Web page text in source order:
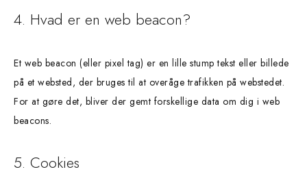
4. Hvad er en web beacon?
Et web beacon (eller pixel tag) er en lille stump tekst eller billede
på et websted, der bruges til at overåge trafikken på webstedet.
For at gøre det, bliver der gemt forskellige data om dig i web
beacons.
5. Cookies